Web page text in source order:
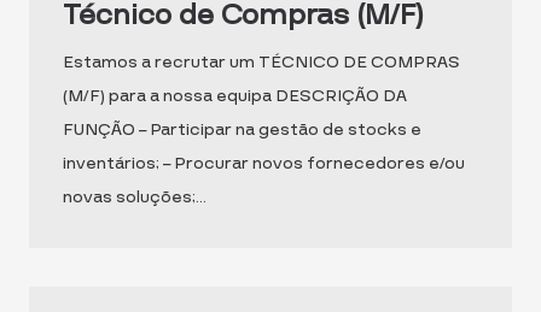
Técnico de Compras (M/F)
Estamos a recrutar um TÉCNICO DE COMPRAS
(M/F) para a nossa equipa DESCRIÇÃO DA
FUNÇÃO – Participar na gestão de stocks e
inventários; – Procurar novos fornecedores e/ou
novas soluções;…